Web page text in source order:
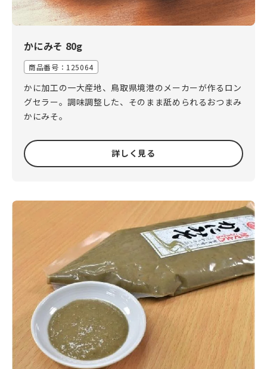
かにみそ 80g
商品番号： 125064
かに加工の一大産地、鳥取県境港のメーカーが作るロン
グセラー。調味調整した、そのまま舐められるおつまみ
かにみそ。
詳しく見る